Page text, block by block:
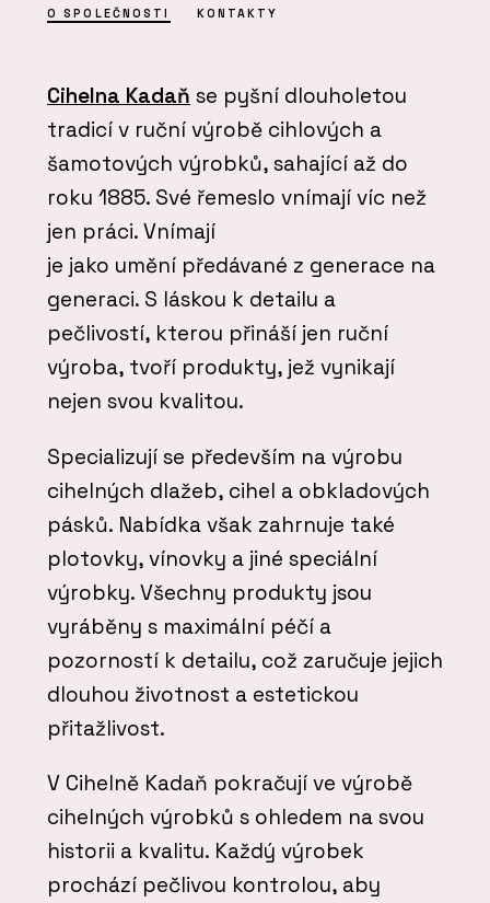
O SPOLEČNOSTI KONTAKTY
Cihelna Kadaň se pyšní dlouholetou
tradicí v ruční výrobě cihlových a
šamotových výrobků, sahající až do
roku 1885. Své řemeslo vnímají víc než
jen práci. Vnímají
je jako umění předávané z generace na
generaci. S láskou k detailu a
pečlivostí, kterou přináší jen ruční
výroba, tvoří produkty, jež vynikají
nejen svou kvalitou.
Specializují se především na výrobu
cihelných dlažeb, cihel a obkladových
pásků. Nabídka však zahrnuje také
plotovky, vínovky a jiné speciální
výrobky. Všechny produkty jsou
vyráběny s maximální péčí a
pozorností k detailu, což zaručuje jejich
dlouhou životnost a estetickou
přitažlivost.
V Cihelně Kadaň pokračují ve výrobě
cihelných výrobků s ohledem na svou
historii a kvalitu. Každý výrobek
prochází pečlivou kontrolou, aby